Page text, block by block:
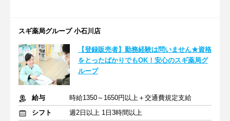
スギ薬局グループ 小石川店
【登録販売者】勤務経験は問いません★資格
をとったばかりでもOK！安心のスギ薬局グ
ループ
給与
時給1350～1650円以上＋交通費規定支給
シフト
週2日以上 1日3時間以上